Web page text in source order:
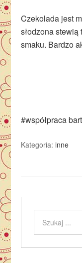
Czekolada jest
słodzona
smaku. Bardzo
#współpraca
Kategoria:inne